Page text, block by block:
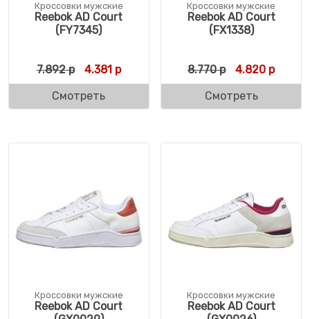
Кроссовки мужские
Reebok AD Court
(FY7345)
7.892р Первоначальная цена составляла 7.892
4.381 рТекущая цена: 4.381 р.
Смотреть
Кроссовки мужские
Reebok AD Court
(FX1338)
8.770р 4.820 р
Смотреть
Кроссовки мужские
Reebok AD Court
Кроссовки мужские
Reebok AD Court